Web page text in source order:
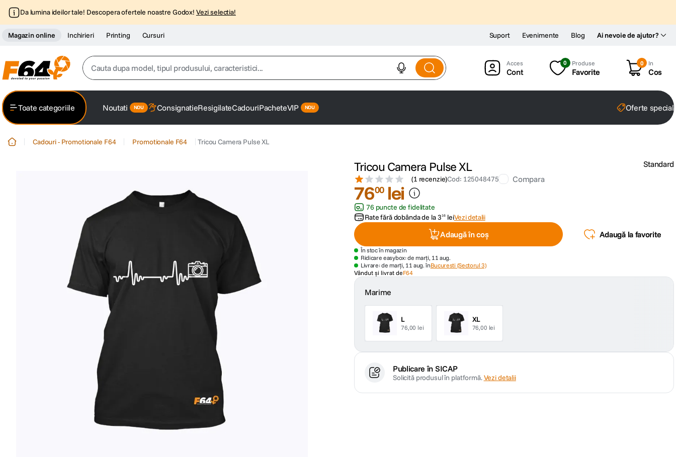
Da lumina ideilor tale! Descopera ofertele noastre Godox! Vezi selectia!
Magazin online Inchirieri Printing Cursuri Ai nevoie de ajutor?
Suport Evenimente Blog
Cauta dupa model, tipul produsului, caracteristici...
2 . trepied
peak design
sony fx
.
10
Cont
0 Produse
Favorite
0 In
Cos
Toate categoriile Noutati ConsignatieResigilateCadouriPacheteVIP Oferte
Cadouri - Promotionale F64 Promotionale F64 Tricou Camera Pulse XL
Tricou Camera Pulse XL
(1 recenzie)Cod: 125048475 Compara
Standard
7600 lei
76 puncte de fidelitate
Rate fără dobânda de la316 leiVezi detalii
Adaugă în coș Adaugă la favorite
În stoc în magazin
Ridicare easybox: de marți, 11 aug.
Livrare: de marți, 11 aug. înBucuresti (Sectorul 3)
Vândut și livrat deF64
Marime
L
76,00 lei
XL
76,00 lei
Publicare în SICAP
Solicită produsul în platformă.Vezi detalii